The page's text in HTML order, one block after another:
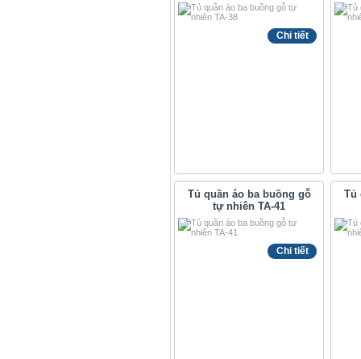
Chi tiết
Tủ quần áo ba buồng gỗ
tự nhiên TA-41
Chi tiết
Tủ